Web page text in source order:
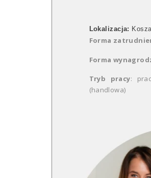
Lokalizacja:
Forma
Forma
Tryb pracy:
(handlowa)